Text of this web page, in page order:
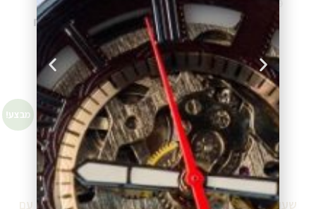
390.00
הוספה לסל
490.00
₪368.00
הוספה לסל
מבצע!
שעון גלרי כסוף לאשה עם
מבצע!
שעון גלרי כסוף לאשה עם